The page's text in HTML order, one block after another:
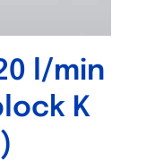
l/min
K